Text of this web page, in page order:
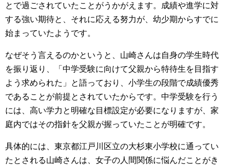
とで過ごされていたことがうかがえます。成績や進学に対
する強い期待と、それに応える努力が、幼少期からすでに
始まっていたようです。
なぜそう言えるのかというと、山崎さんは自身の学生時代
を振り返り、「中学受験に向けて父親から特待生を目指す
よう求められた」と語っており、小学生の段階で成績優秀
であることが前提とされていたからです。中学受験を行う
には、高い学力と明確な目標設定が必要になりますが、家
庭内ではその指針を父親が握っていたことが明確です。
具体的には、東京都江戸川区立の大杉東小学校に通ってい
たとされる山崎さんは、女子の人間関係に悩んだことがき